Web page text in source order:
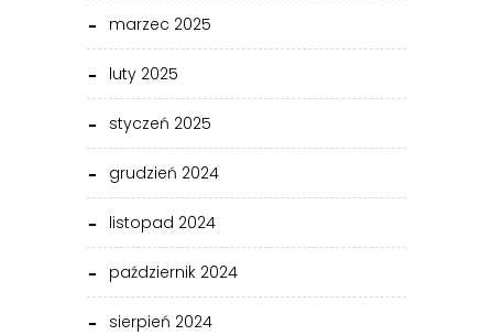
marzec 2025
luty 2025
styczeń 2025
grudzień 2024
listopad 2024
październik 2024
sierpień 2024